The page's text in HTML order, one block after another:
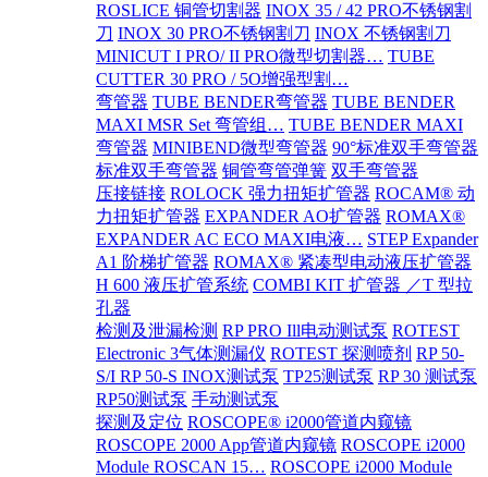
ROSLICE 铜管切割器 INOX 35 / 42 PRO不锈钢割
刀 INOX 30 PRO不锈钢割刀 INOX 不锈钢割刀
MINICUT I PRO/ II PRO微型切割器… TUBE
CUTTER 30 PRO / 5O增强型割…
弯管器 TUBE BENDER弯管器 TUBE BENDER
MAXI MSR Set 弯管组… TUBE BENDER MAXI
弯管器 MINIBEND微型弯管器 90°标准双手弯管器
标准双手弯管器 铜管弯管弹簧 双手弯管器
压接链接 ROLOCK 强力扭矩扩管器 ROCAM® 动
力扭矩扩管器 EXPANDER AO扩管器 ROMAX®
EXPANDER AC ECO MAXI电液… STEP Expander
A1 阶梯扩管器 ROMAX® 紧凑型电动液压扩管器
H 600 液压扩管系统 COMBI KIT 扩管器 ／T 型拉
孔器
检测及泄漏检测 RP PRO Ill电动测试泵 ROTEST
Electronic 3气体测漏仪 ROTEST 探测喷剂 RP 50-
S/I RP 50-S INOX测试泵 TP25测试泵 RP 30 测试泵
RP50测试泵 手动测试泵
探测及定位 ROSCOPE® i2000管道内窥镜
ROSCOPE 2000 App管道内窥镜 ROSCOPE i2000
Module ROSCAN 15… ROSCOPE i2000 Module